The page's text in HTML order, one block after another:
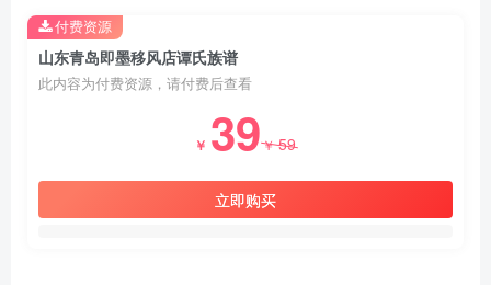
山东青岛即墨移风店谭氏族谱
此内容为付费资源，请付费后查看
￥ 39￥59
立即购买
付费资源